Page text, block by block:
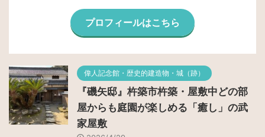
プロフィールはこちら
偉人記念館・歴史的建造物・城（跡）
『磯矢邸』杵築市杵築・屋敷中どの部
屋からも庭園が楽しめる「癒し」の武
家屋敷